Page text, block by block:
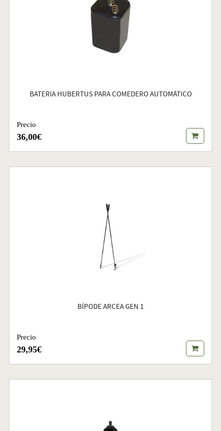
BATERIA HUBERTUS PARA COMEDERO AUTOMÁTICO
Precio
36,00€
BÍPODE ARCEA GEN 1
Precio
29,95€